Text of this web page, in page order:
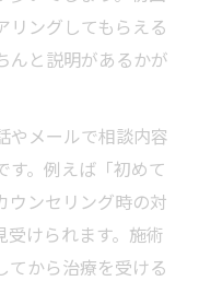
リングしてもらえる
んと説明があるかが
やメールで相談内容
す。例えば「初めて
ウンセリング時の対
けられます。施術
てから治療を受ける